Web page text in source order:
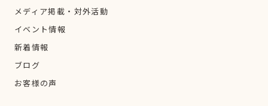
メディア掲載・対外活動
イベント情報
新着情報
ブログ
お客様の声